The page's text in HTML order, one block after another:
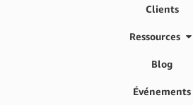
Clients
Ressources
Blog
Événements